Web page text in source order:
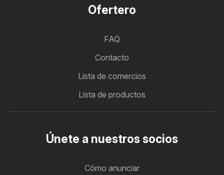
Ofertero
FAQ
Contacto
Lista de comercios
Lista de productos
Únete a nuestros socios
Cómo anunciar